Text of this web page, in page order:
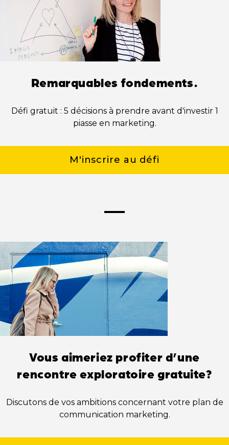
Remarquables fondements.
Défi gratuit : 5 décisions à prendre avant d'investir 1
piasse en marketing.
M'inscrire au défi
Vous aimeriez profiter d’une
rencontre exploratoire gratuite?
Discutons de vos ambitions concernant votre plan de
communication marketing.